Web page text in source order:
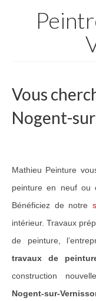
Informations
Entreprise
Guide
Nos services
Réalisation
Réalisations
Nos
Nos
Notre réseau
Vous
Nogent-
Mathieu Peinture
peinture en neuf ou
Bénéficiez de notre
intérieur. Travaux
de peinture,
travaux de
construction
Nogent-sur-